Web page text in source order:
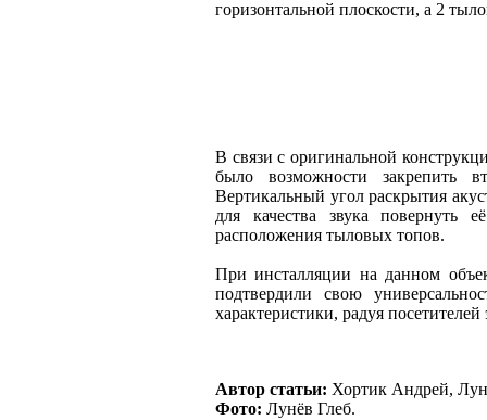
горизонтальной плоскости, а 2
В связи с оригинальной
было возможности закрепить
Вертикальный угол раскрытия
для качества звука
расположения тыловых топов.
При инсталляции на данном
подтвердили свою
характеристики, радуя
Автор статьи: Хортик Андрей,
Фото: Лунёв Глеб.